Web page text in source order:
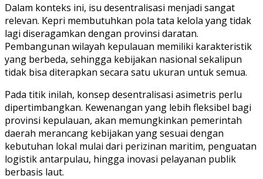
Dalam konteks ini, isu desentralisasi menjadi sangat
relevan. Kepri membutuhkan pola tata kelola yang tidak
lagi diseragamkan dengan provinsi daratan.
Pembangunan wilayah kepulauan memiliki karakteristik
yang berbeda, sehingga kebijakan nasional sekalipun
tidak bisa diterapkan secara satu ukuran untuk semua.
Pada titik inilah, konsep desentralisasi asimetris perlu
dipertimbangkan. Kewenangan yang lebih fleksibel bagi
provinsi kepulauan, akan memungkinkan pemerintah
daerah merancang kebijakan yang sesuai dengan
kebutuhan lokal mulai dari perizinan maritim, penguatan
logistik antarpulau, hingga inovasi pelayanan publik
berbasis laut.